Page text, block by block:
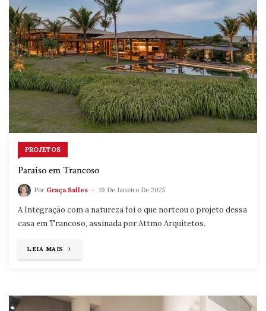
PROJETOS
Paraíso em Trancoso
Por Graça Salles 19 De Janeiro De 2025
A Integração com a natureza foi o que norteou o projeto dessa
casa em Trancoso, assinada por Attmo Arquitetos.
LEIA MAIS